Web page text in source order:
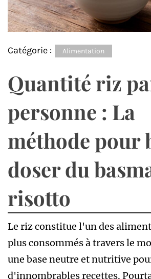
Catégorie : Alimentation
Quantité riz
personne : La
méthode pour
doser du
risotto
Le riz constitue l'un des
plus consommés à travers le
une base neutre et nutritive
d'innombrables recettes.